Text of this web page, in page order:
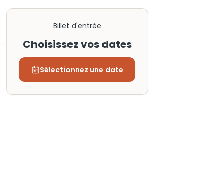
Billet d'entrée
Choisissez vos dates
Sélectionnez une date